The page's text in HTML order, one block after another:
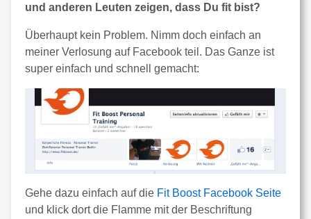
und anderen Leuten zeigen, dass Du fit bist?
Überhaupt kein Problem. Nimm doch einfach an
meiner Verlosung auf Facebook teil. Das Ganze ist
super einfach und schnell gemacht:
Gehe dazu einfach auf die Fit Boost Facebook Seite
und klick dort die Flamme mit der Beschriftung